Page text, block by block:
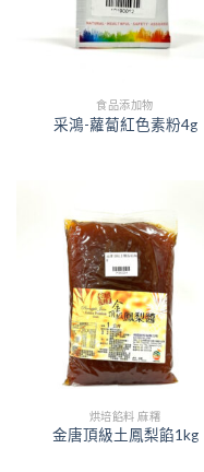
食品添加物
采鴻-蘿蔔紅色素粉4g
烘培餡料 麻糬
金唐頂級土鳳梨餡1kg